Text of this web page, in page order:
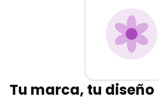
Tu marca, tu diseño